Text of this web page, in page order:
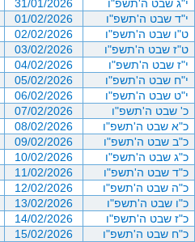
י"ג שבט ה'תשפ"ו
31/01/2026
י"ד שבט ה'תשפ"ו
01/02/2026
ט"ו שבט ה'תשפ"ו
02/02/2026
ט"ז שבט ה'תשפ"ו
03/02/2026
י"ז שבט ה'תשפ"ו
04/02/2026
י"ח שבט ה'תשפ"ו
05/02/2026
י"ט שבט ה'תשפ"ו
06/02/2026
כ' שבט ה'תשפ"ו
07/02/2026
כ"א שבט ה'תשפ"ו
08/02/2026
כ"ב שבט ה'תשפ"ו
09/02/2026
כ"ג שבט ה'תשפ"ו
10/02/2026
כ"ד שבט ה'תשפ"ו
11/02/2026
כ"ה שבט ה'תשפ"ו
12/02/2026
כ"ו שבט ה'תשפ"ו
13/02/2026
כ"ז שבט ה'תשפ"ו
14/02/2026
כ"ח שבט ה'תשפ"ו
15/02/2026